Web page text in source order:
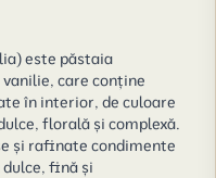
) este păstaia
care conține
în interior, de culoare
florală și complexă.
și rafinate condimente
fină și